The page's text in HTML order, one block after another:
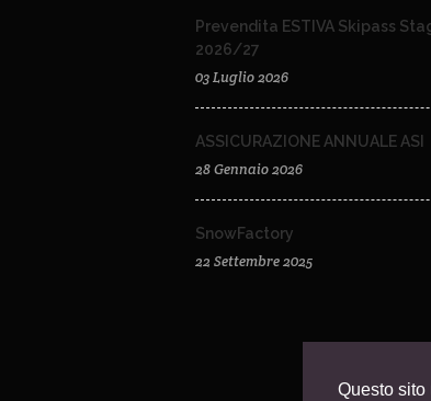
Questo sito
Prevendita ESTIVA Skipass
2026/27
03 Luglio 2026
ASSICURAZIONE ANNUALE ASI
28 Gennaio 2026
SnowFactory
22 Settembre 2025